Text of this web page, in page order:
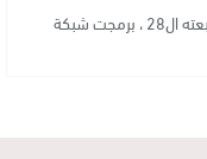
ريتاج بريسبعد محطة المعرض الدولي للكتاب في طبعته ال28 ، برمجت شبكة